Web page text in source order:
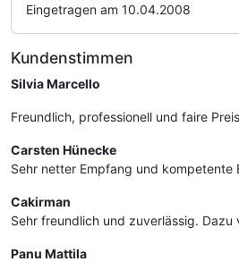
Eingetragen am 10.04.2008
Kundenstimmen
Silvia Marcello
Freundlich, professionell und faire
Carsten Hünecke
Sehr netter Empfang und kompetente
Cakirman
Sehr freundlich und zuverlässig. Dazu
Panu Mattila